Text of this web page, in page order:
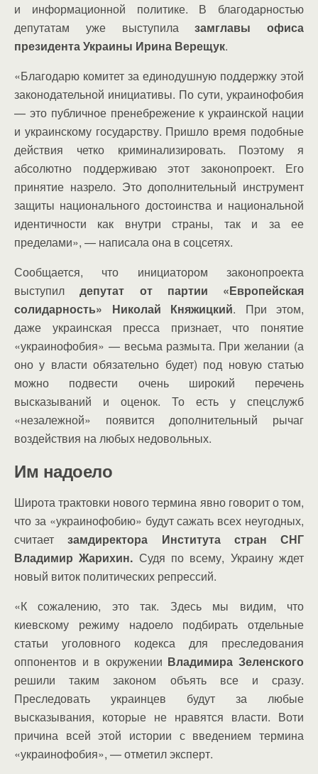
и информационной политике. В благодарностью
депутатам уже выступилазамглавы офиса
президента Украины Ирина Верещук.
«Благодарю комитет за единодушную поддержку этой
законодательной инициативы. По сути, украинофобия
— это публичное пренебрежение к украинской нации
и украинскому государству. Пришло время подобные
действия четко криминализировать. Поэтому я
абсолютно поддерживаю этот законопроект. Его
принятие назрело. Это дополнительный инструмент
защиты национального достоинства и национальной
идентичности как внутри страны, так и за ее
пределами», — написала она в соцсетях.
Сообщается, что инициатором законопроекта
выступилдепутат от партии «Европейская
солидарность» Николай Княжицкий. При этом,
даже украинская пресса признает, что понятие
«украинофобия» — весьма размыта. При желании (а
оно у власти обязательно будет) под новую статью
можно подвести очень широкий перечень
высказываний и оценок. То есть у спецслужб
«незалежной» появится дополнительный рычаг
воздействия на любых недовольных.
Им надоело
Широта трактовки нового термина явно говорит о том,
что за «украинофобию» будут сажать всех неугодных,
считает замдиректора Института стран СНГ
Владимир Жарихин. Судя по всему, Украину ждет
новый виток политических репрессий.
«К сожалению, это так. Здесь мы видим, что
киевскому режиму надоело подбирать отдельные
статьи уголовного кодекса для преследования
оппонентов и в окружении Владимира Зеленского
решили таким законом объять все и сразу.
Преследовать украинцев будут за любые
высказывания, которые не нравятся власти. Воти
причина всей этой истории с введением термина
«украинофобия», — отметил эксперт.